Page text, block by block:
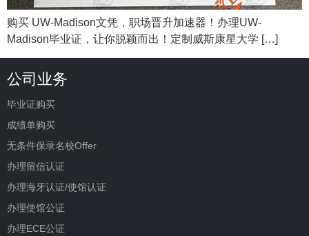
购买 UW-Madison文凭，职场晋升加速器！办理UW-
Madison毕业证，让你脱颖而出！定制威斯康星大学 […]
公司业务
毕业证购买
成绩单购买
无条件保录名校Offer
办理留信认证
办理海牙认证/使馆认证
办理使馆公证
办理ECE公证